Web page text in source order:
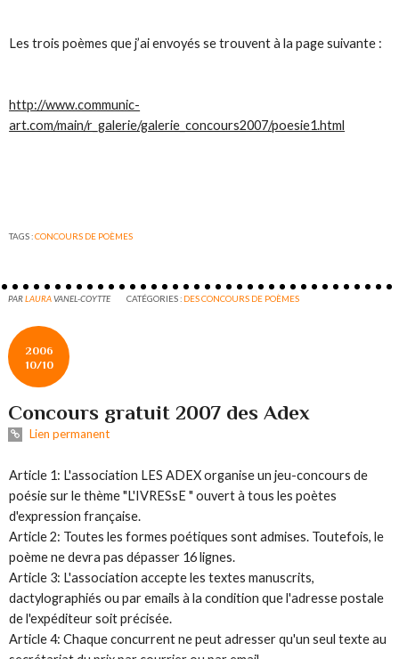
Les trois poèmes que j’ai envoyés se trouvent à la page suivante :
http://www.communic-
art.com/main/r_galerie/galerie_concours2007/poesie1.html
TAGS :CONCOURS DE POÈMES
PARLAURAVANEL-COYTTE CATÉGORIES : DES CONCOURS DE POÈMES
2006
10/10
Concours gratuit 2007 des Adex
Lien permanent
Article 1: L'association LES ADEX organise un jeu-concours de
poésie sur le thème "L'IVRESsE " ouvert à tous les poètes
d'expression française.
Article 2: Toutes les formes poétiques sont admises. Toutefois, le
poème ne devra pas dépasser 16 lignes.
Article 3: L'association accepte les textes manuscrits,
dactylographiés ou par emails à la condition que l'adresse postale
de l'expéditeur soit précisée.
Article 4: Chaque concurrent ne peut adresser qu'un seul texte au